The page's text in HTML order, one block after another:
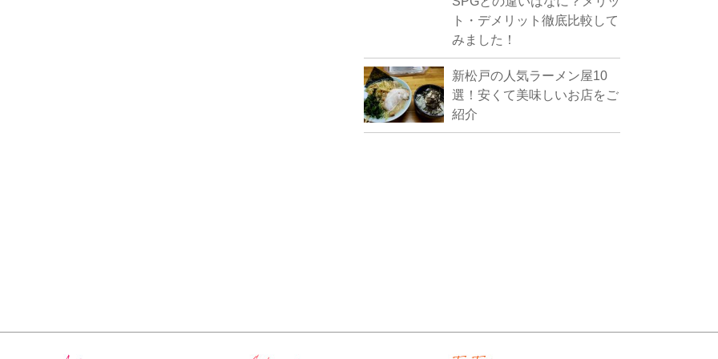
ト・デメリット徹底比較して
みました！
新松戸の人気ラーメン屋10
選！安くて美味しいお店をご
紹介